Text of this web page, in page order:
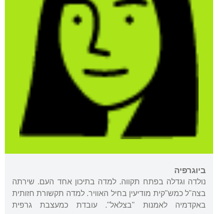
ביוגרפיה
נולדה וגדלה בפתח תקווה. למדה בתיכון אחד העם. שירתה
בצה"ל כמש"קית מודיעין בחיל האוויר. למדה תקשורת חזותית
באקדמיה לאמנות "בצלאל". עובדת כמעצבת גרפית